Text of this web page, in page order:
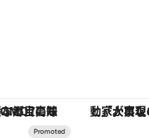
「大事なのは地域の意識を変えること」。ロレックス賞受賞の自然保護活動家が実現させたナイジェリアの自然環境の復活 【夏限定ディナーコース】旬を